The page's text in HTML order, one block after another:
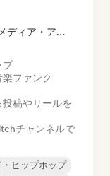
YouTube/Twitchチャンネル, メディア・アウトレット／ジャーナリスト, ソーシャルメディアインフルエンサー
プ
楽ファンク
稿やリールを
チャンネルで
ヒップホップ